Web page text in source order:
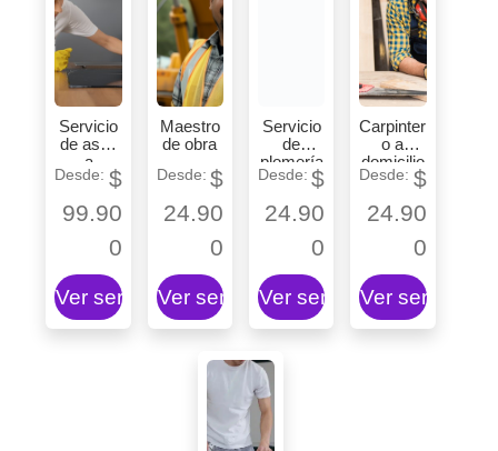
Servicio
de aseo
a
domicilio
$
99.90
0
Ver servicio
Maestro
de obra
$
24.90
0
Ver servicio
Servicio
de
plomería
$
24.90
0
Ver servicio
Carpinter
o a
domicilio
$
24.90
0
Ver servicio